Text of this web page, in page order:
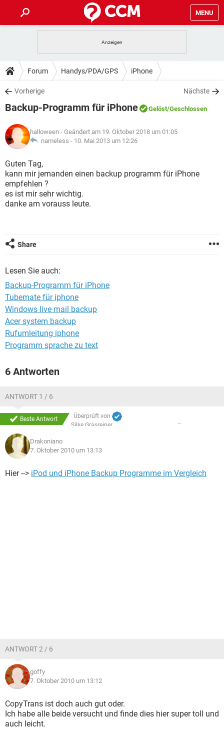
MENU
ANDROID IOS
WINDOWS 10
WHATSAPP TIKTOK
FACEBOOK
TIPPS & TRICKS
SPIELE STREAMING
WHATSAPP TIKTOK
FACEBOOK
DOWNLOADS
SPIELE STREAMING
ANDROID
WINDOWS 10 INSTAGRAM
WHATSAPP
FACEBOOK HARDWARE
SPIELE STREAMING
ANDROID
WINDOWS 10
WHATSAPP
FACEBOOK
LEXIKON
SPIELE
ANDROID IOS
WINDOWS 10
Forum Handys/PDA/GPS iPhone
Vorherige Nächste
Backup-Programm für iPhone Gelöst/Geschlossen
halloween - Geändert am 19. Oktober 2018 um 01:05
nameless - 10. Mai 2013 um 12:26
Guten Tag,
kann mir jemanden einen backup programm für iPhone
empfehlen ?
es ist mir sehr wichtig.
danke am vorauss leute.
Share
Lesen Sie auch:
Backup-Programm für iPhone
Tubemate für iphone
Windows live mail backup
Acer system backup
Rufumleitung iphone
Programm sprache zu text
6 Antworten
ANTWORT 1 / 6
Beste Antwort
Überprüft von
Silke Grasreiner
Drakoniano
7. Oktober 2010 um 13:13
Hier --> iPod und iPhone Backup Programme im Vergleich
ANTWORT 2 / 6
goffy
7. Oktober 2010 um 13:12
CopyTrans ist doch auch gut oder.
Ich habe alle beide versucht und finde dies hier super toll und
auch leicht.